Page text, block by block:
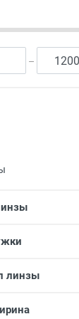
(353)
для оптики (59)
–
линзы